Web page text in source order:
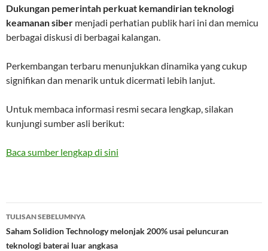
Dukungan pemerintah perkuat kemandirian teknologi
keamanan siber menjadi perhatian publik hari ini dan memicu
berbagai diskusi di berbagai kalangan.
Perkembangan terbaru menunjukkan dinamika yang cukup
signifikan dan menarik untuk dicermati lebih lanjut.
Untuk membaca informasi resmi secara lengkap, silakan
kunjungi sumber asli berikut:
Baca sumber lengkap di sini
Navigasi
Tulisan
TULISAN SEBELUMNYA
Saham Solidion Technology melonjak 200% usai peluncuran
teknologi baterai luar angkasa